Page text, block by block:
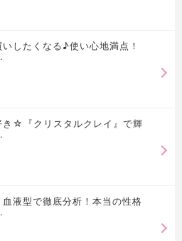
したくなる♪使い心地満点！
き☆『クリスタルクレイ』で輝
血液型で徹底分析！本当の性格